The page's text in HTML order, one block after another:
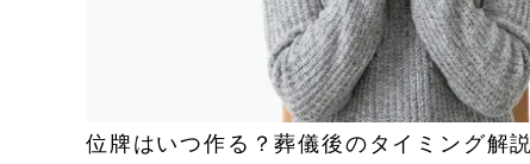
位牌はいつ作る？葬儀後のタイミング解説